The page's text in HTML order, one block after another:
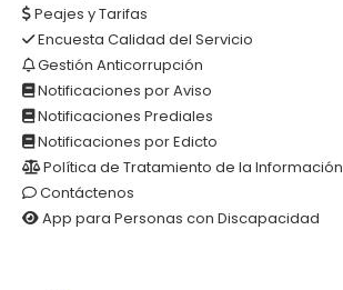
Peajes y Tarifas
Encuesta Calidad del Servicio
Gestión Anticorrupción
Notificaciones por Aviso
Notificaciones Prediales
Notificaciones por Edicto
Política de Tratamiento de la Información
Contáctenos
App para Personas con Discapacidad